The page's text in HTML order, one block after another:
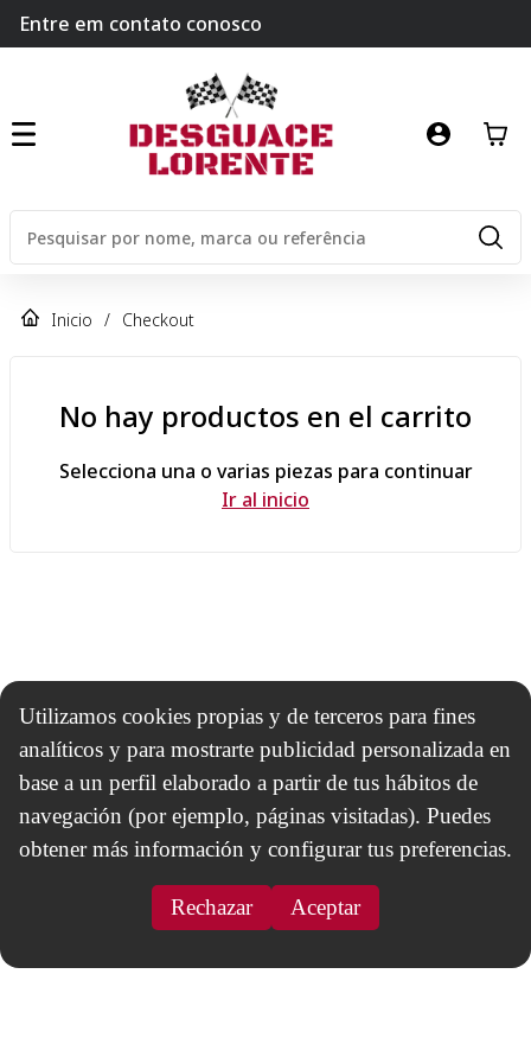
Entre em contato conosco
Inicio / Checkout
No hay productos en el carrito
Selecciona una o varias piezas para continuar
Ir al inicio
Utilizamos cookies propias y de terceros para fines
analíticos y para mostrarte publicidad personalizada en
base a un perfil elaborado a partir de tus hábitos de
navegación (por ejemplo, páginas visitadas). Puedes
obtener más información y configurar tus preferencias.
Rechazar Aceptar